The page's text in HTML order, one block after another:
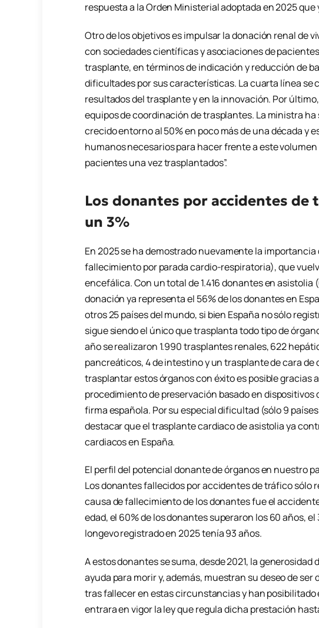
respuesta a la Orden Ministerial adoptada en 2025
Otro de los objetivos es impulsar la donación renal de
con sociedades científicas y asociaciones de
trasplante, en términos de indicación y reducción de
dificultades por sus características. La cuarta línea se
resultados del trasplante y en la innovación. Por
equipos de coordinación de trasplantes. La ministra ha
crecido entorno al 50% en poco más de una década y
humanos necesarios para hacer frente a este
pacientes una vez trasplantados”.
Los donantes por accidentes
un 3%
En 2025 se ha demostrado nuevamente la
fallecimiento por parada cardio-respiratoria), que
encefálica. Con un total de 1.416 donantes en asistolia
donación ya representa el 56% de los donantes en
otros 25 países del mundo, si bien España no sólo
sigue siendo el único que trasplanta todo tipo de
año se realizaron 1.990 trasplantes renales, 622
pancreáticos, 4 de intestino y un trasplante de cara de
trasplantar estos órganos con éxito es posible gracias
procedimiento de preservación basado en
firma española. Por su especial dificultad (sólo 9
destacar que el trasplante cardiaco de asistolia ya
cardiacos en España.
El perfil del potencial donante de órganos en nuestro
Los donantes fallecidos por accidentes de tráfico sólo
causa de fallecimiento de los donantes fue el
edad, el 60% de los donantes superaron los 60 años, el
longevo registrado en 2025 tenía 93 años.
A estos donantes se suma, desde 2021, la
ayuda para morir y, además, muestran su deseo de
tras fallecer en estas circunstancias y han
entrara en vigor la ley que regula dicha prestación